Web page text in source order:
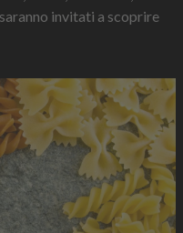
invitati a scoprire